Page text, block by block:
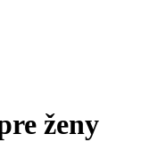
ženy